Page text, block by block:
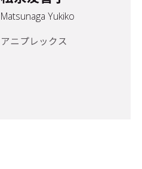
Matsunaga Yukiko
アニプレックス